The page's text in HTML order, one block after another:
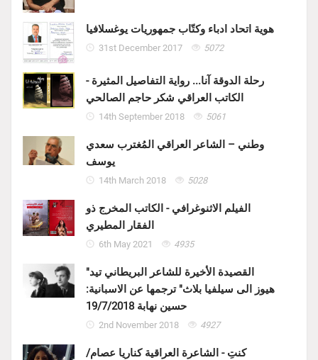
هوية اتحاد ادباء وكتّاب جمهوريات يوغسلافيا
31st December 2017 5072
رحلة الدوقة آنا... رواية التفاصيل المثيرة -
الكاتب العراقي شكر حاجم الصالحي
14th September 2018 5061
وطني – الشاعر العراقي المُغترب سعدي
يوسف
14th March 2018 5028
الفيلم الاثنوغرافي - الكاتب المخرج ذو
الفقار المطيري
6th May 2021 4935
"القصيدة الأخيرة للشاعر البريطاني تيد
هيوز الى سيلفيا بلاث" ترجمها عن الاسبانية:
حسين نهابة 19/7/2018
2nd November 2018 4927
كنتِ - الشاعرة العراقية كناريا عصام/